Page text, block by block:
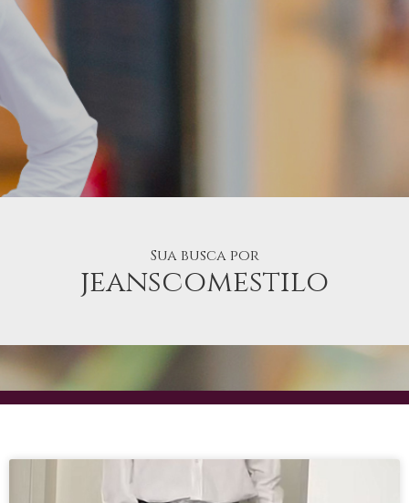
Sua busca por
jeanscomestilo